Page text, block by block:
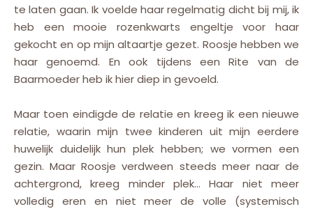
te laten gaan. Ik voelde haar regelmatig dicht bij mij, ik
heb een mooie rozenkwarts engeltje voor haar
gekocht en op mijn altaartje gezet. Roosje hebben we
haar genoemd. En ook tijdens een Rite van de
Baarmoeder heb ik hier diep in gevoeld.
Maar toen eindigde de relatie en kreeg ik een nieuwe
relatie, waarin mijn twee kinderen uit mijn eerdere
huwelijk duidelijk hun plek hebben; we vormen een
gezin. Maar Roosje verdween steeds meer naar de
achtergrond, kreeg minder plek… Haar niet meer
volledig eren en niet meer de volle (systemisch